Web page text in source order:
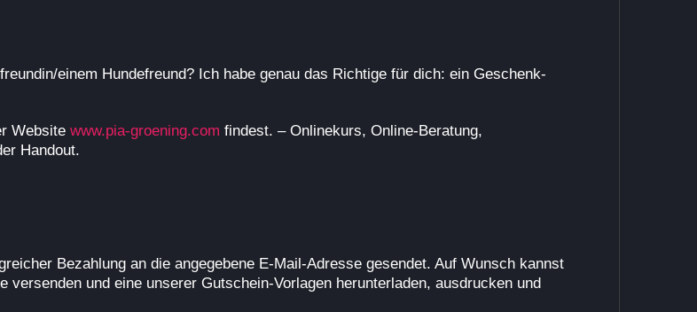
einem Hundefreund? Ich habe genau das Richtige für dich: ein Geschenk-
Website www.pia-groening.com findest. – Onlinekurs, Online-Beratung,
Handout.
Bezahlung an die angegebene E-Mail-Adresse gesendet. Auf Wunsch kannst
und eine unserer Gutschein-Vorlagen herunterladen, ausdrucken und